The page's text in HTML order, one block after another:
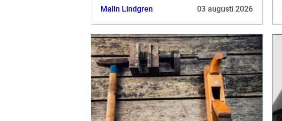
Malin Lindgren 03 augusti 2026